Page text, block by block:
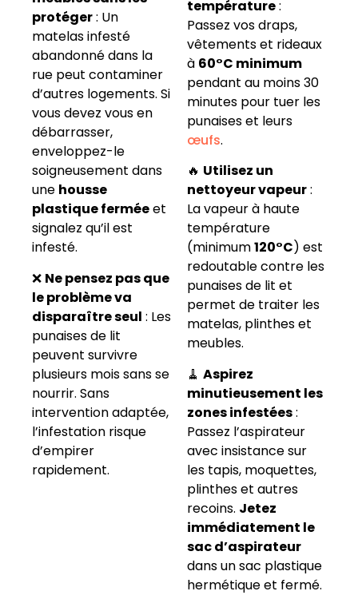
protéger: Un
matelas infesté
abandonné dans la
rue peut contaminer
d’autres logements. Si
vous devez vous en
débarrasser,
enveloppez-le
soigneusement dans
une housse
plastique ferméeet
signalez qu’il est
infesté.
❌ Ne pensez pas que
le problème va
disparaître seul : Les
punaises de lit
peuvent survivre
plusieurs mois sans se
nourrir. Sans
intervention adaptée,
l’infestation risque
d’empirer
rapidement.
température:
Passez vos draps,
vêtements et rideaux
à 60°C minimum
pendant au moins 30
minutes pour tuer les
punaises et leurs
œufs.
🔥 Utilisez un
nettoyeur vapeur:
La vapeur à haute
température
(minimum120°C) est
redoutable contre les
punaises de lit et
permet de traiter les
matelas, plinthes et
meubles.
🧹 Aspirez
minutieusement les
zones infestées:
Passez l’aspirateur
avec insistance sur
les tapis, moquettes,
plinthes et autres
recoins. Jetez
immédiatement le
sac d’aspirateur
dans un sac plastique
hermétique et fermé.